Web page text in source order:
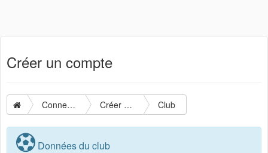
Créer un compte
Connexion Créer un compte Club
Données du club